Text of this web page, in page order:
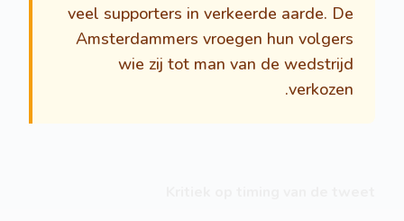
veel supporters in verkeerde aarde. De
Amsterdammers vroegen hun volgers
wie zij tot man van de wedstrijd
verkozen.